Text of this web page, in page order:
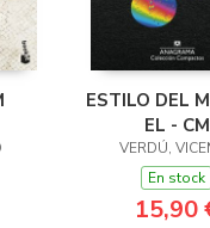
ESTILO DEL
EL - CM
VERDÚ,
En stock
15,90